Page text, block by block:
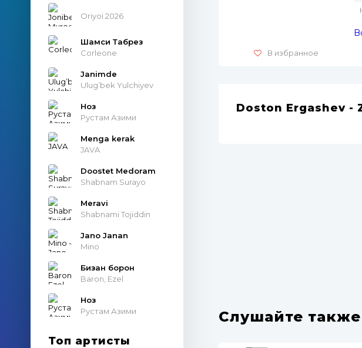
Oriyoi 2026
Шамси Табрез
Corleone
Janimde
Ulug’bek Yulchiyev
Ноз
Рустам Азими
Menga kerak
JAVA
Doostet Medoram
Shabnam Surayo
Meravi
Shabnami Tojiddin
Jano Janan
Mino
Бизан борон
Baron, Ezel
Ноз
Рустам Азими
Топ артисты
В избранное
Doston Ergashev -
Слушайте также